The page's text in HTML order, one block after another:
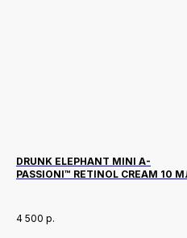
DRUNK ELEPHANT MINI A-
PASSIONI™ RETINOL CREAM 10
4 500 р.